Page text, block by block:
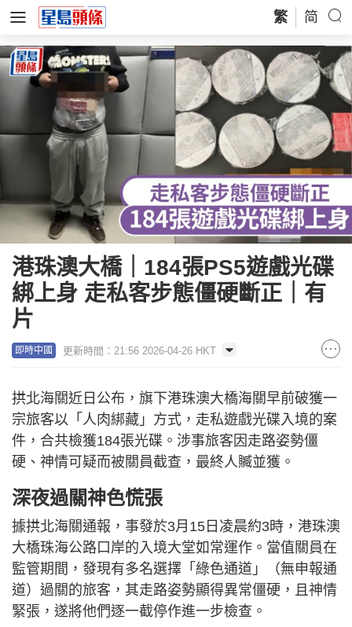
繁 简
港珠澳大橋｜184張PS5遊戲光碟
綁上身 走私客步態僵硬斷正｜有
片
即時中國 更新時間：21:56 2026-04-26 HKT
拱北海關近日公布，旗下港珠澳大橋海關早前破獲一
宗旅客以「人肉綁藏」方式，走私遊戲光碟入境的案
件，合共檢獲184張光碟。涉事旅客因走路姿勢僵
硬、神情可疑而被關員截查，最終人贓並獲。
深夜過關神色慌張
據拱北海關通報，事發於3月15日凌晨約3時，港珠澳
大橋珠海公路口岸的入境大堂如常運作。當值關員在
監管期間，發現有多名選擇「綠色通道」（無申報通
道）過關的旅客，其走路姿勢顯得異常僵硬，且神情
緊張，遂將他們逐一截停作進一步檢查。